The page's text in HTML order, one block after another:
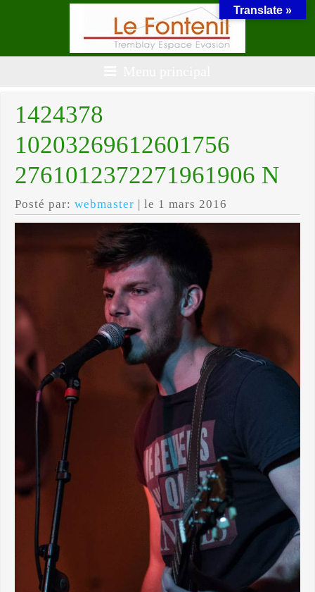
1424378
10203269612601756
2761012372271961906 N
Posté par: webmaster | le 1 mars 2016
Translate »